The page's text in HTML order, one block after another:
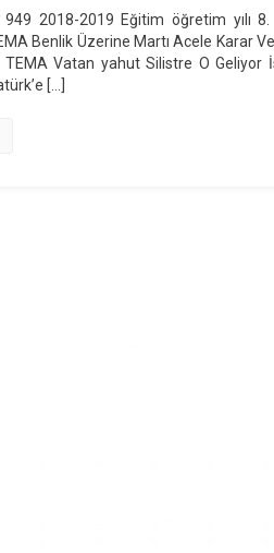
2019
949 2018-2019 Eğitim öğretim yılı
Benlik Üzerine Martı Acele
Vatan yahut Silistre O Geliyor
[…]